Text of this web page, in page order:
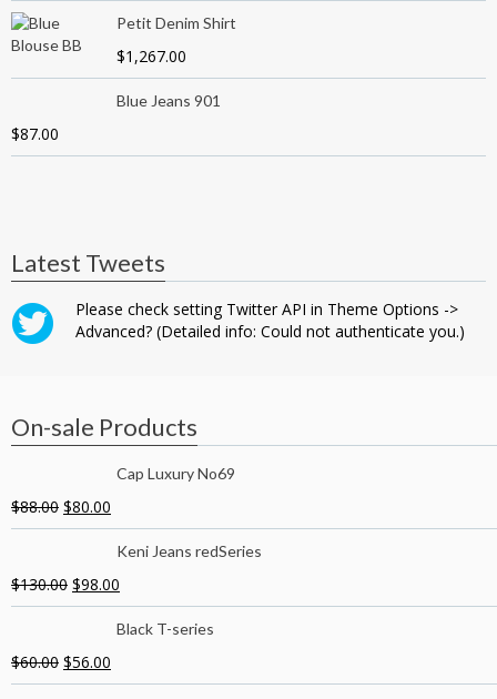
Petit Denim Shirt
$1,267.00
Blue Jeans 901
$87.00
Latest Tweets
Please check setting Twitter API in Theme Options ->
Advanced? (Detailed info: Could not authenticate you.)
On-sale Products
Cap Luxury No69
$88.00 $80.00
Keni Jeans redSeries
$130.00 $98.00
Black T-series
$60.00 $56.00